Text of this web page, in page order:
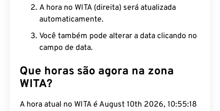
A hora no WITA (direita) será atualizada
automaticamente.
Você também pode alterar a data clicando no
campo de data.
Que horas são agora na zona
WITA?
A hora atual no WITA é August 10th 2026, 10:55:19